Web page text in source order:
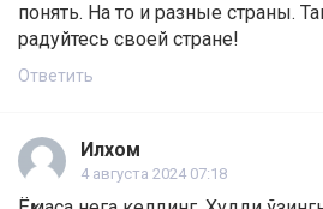
понять. На то и разные страны.
радуйтесь своей стране!
Ответить
Илхом
4 августа 2024 07:18